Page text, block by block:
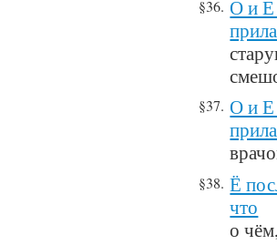
§36. О и Е
§37. О и Е
§38. Ё
что
о